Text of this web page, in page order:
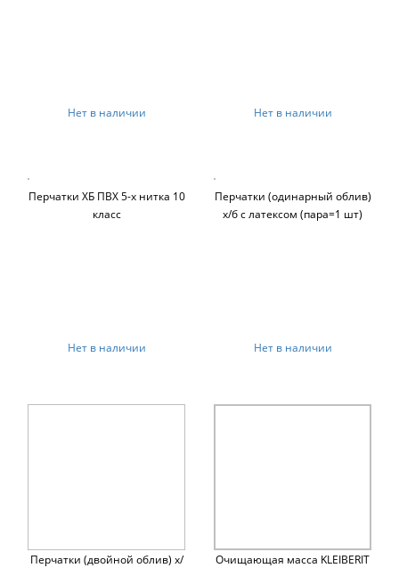
Нет в наличии Нет в наличии
Перчатки ХБ ПВХ 5-х нитка 10
класс
Нет в наличии
Перчатки (одинарный облив)
х/б с латексом (пара=1 шт)
Нет в наличии
Перчатки (двойной облив) х/
Очищающая масса KLEIBERIT